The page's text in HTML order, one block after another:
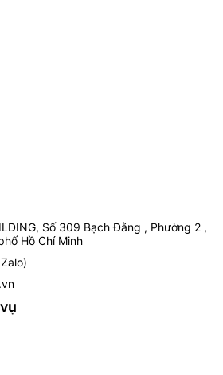
Số 309 Bạch Đằng , Phường 2 ,
Hồ Chí Minh